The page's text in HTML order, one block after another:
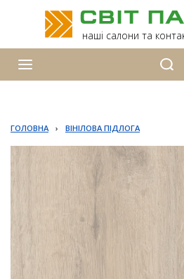
наші салони та
ГОЛОВНА › ВІНІЛОВА ПІДЛОГА